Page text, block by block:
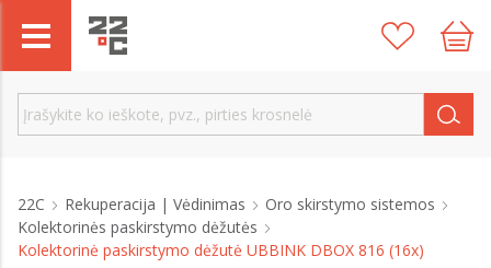
22C Rekuperacija | Vėdinimas
Oro skirstymo sistemos
Kolektorinės paskirstymo dėžutės
Kolektorinė paskirstymo dėžutė UBBINK DBOX 816 (16x)